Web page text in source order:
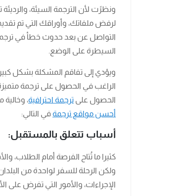
ونظرًت لأن الترجمة السيئة،
لرفض ملفاتك، وأوراقك التي تم
التواصل عن بعد حدوث خطأ في
السيطرة على الوضع.
ويؤدي إلى تفاقم المشكلة بشكل كبير
الراغب في الحصول على ترجمة
الحصول على ترجمة احترافية، وخالية
أحسن مواقع ترجمة في التالي:
أسباب تتعلق بالمستقبل:
كثيرا ما تُتاح الفرصة أمام الطلاب،
ولكن الرحلة للسفر لواحدة من
الإجراءات، والأمور التي تفرض على